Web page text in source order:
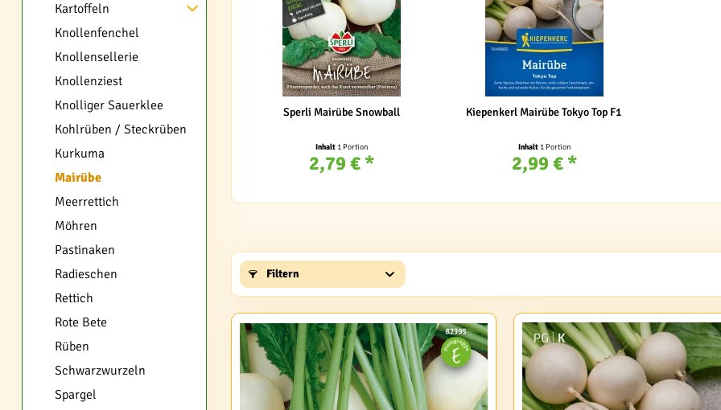
Kartoffeln
Knollenfenchel
Knollensellerie
Knollenziest
Knolliger Sauerklee
Kohlrüben / Steckrüben
Kurkuma
Mairübe
Meerrettich
Möhren
Pastinaken
Radieschen
Rettich
Rote Bete
Rüben
Schwarzwurzeln
Spargel
Sperli Mairübe Snowball
Inhalt 1 Portion
2,79 € *
Kiepenkerl Mairübe Tokyo Top F1
Inhalt 1 Portion
2,99 € *
Filtern